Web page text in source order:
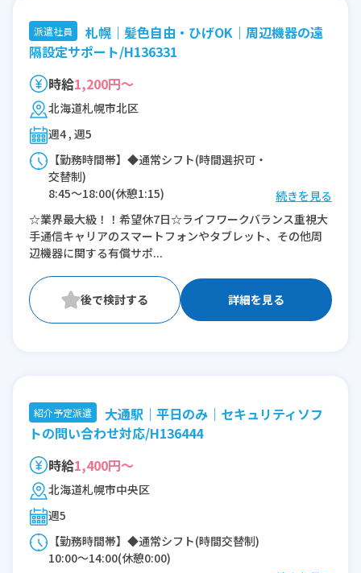
派遣社員
札幌｜髪色自由・ひげOK｜周辺機器の遠
隔設定サポート/H136331
時給1,200円～
北海道札幌市北区
週4 , 週5
【勤務時間帯】◆通常シフト(時間選択可・
交替制)
8:45〜18:00(休憩1:15)
9:45〜19:00(休憩1:15)
10:45〜20:00(休憩1:15)
11:45〜21:00(休憩1:15)
※残業：0〜10時間程度/月
続きを見る
☆業界最大級！！希望休7日☆ライフワークバランス重視大
手通信キャリアのスマートフォンやタブレット、その他周
辺機器に関する有償サポ...
詳細を見る
紹介予定派遣
大通駅｜平日のみ｜セキュリティソフ
トの問い合わせ対応/H136444
時給1,400円～
北海道札幌市中央区
週5
【勤務時間帯】◆通常シフト(時間交替制)
10:00〜14:00(休憩0:00)